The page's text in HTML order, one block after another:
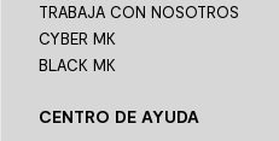
TRABAJA CON NOSOTROS
CYBER MK
BLACK MK
CENTRO DE AYUDA